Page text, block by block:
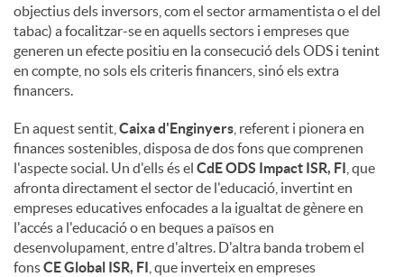
objectius dels inversors, com el sector armamentista o el del
tabac) a focalitzar-se en aquells sectors i empreses que
generen un efecte positiu en la consecució dels ODS i tenint
en compte, no sols els criteris financers, sinó els extra
financers.
En aquest sentit, Caixa d'Enginyers , referent i pionera en
finances sostenibles, disposa de dos fons que comprenen
l'aspecte social. Un d'ells és el CdE ODS Impact ISR, FI , que
afronta directament el sector de l'educació, invertint en
empreses educatives enfocades a la igualtat de gènere en
l'accés a l'educació o en beques a països en
desenvolupament, entre d'altres. D'altra banda trobem el
fonsCE Global ISR, FI , que inverteix en empreses